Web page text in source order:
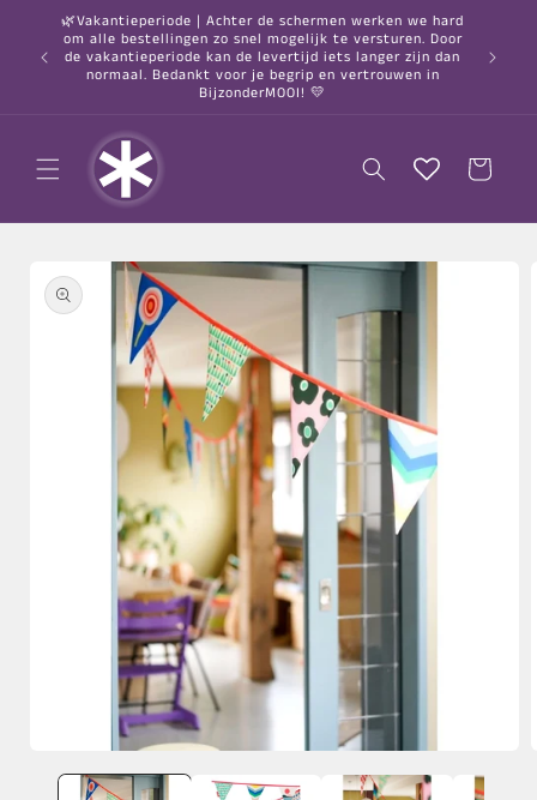
naar de
content
🌿Vakantieperiode | Achter de schermen werken we hard
om alle bestellingen zo snel mogelijk te versturen. Door
de vakantieperiode kan de levertijd iets langer zijn dan
normaal. Bedankt voor je begrip en vertrouwen in
BijzonderMOOI! 💛
○
Winkelwagen
direct naar